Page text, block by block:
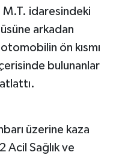
idaresindeki
arkadan
ön kısmı
bulunanlar
üzerine kaza
Acil Sağlık ve